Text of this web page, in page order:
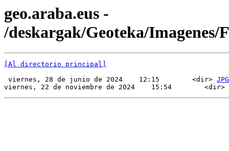
geo.araba.eus -
/deskargak/Geoteka/Imagenes/
[Al directorio principal]
viernes, 28 de junio de 2024    12:15        <dir> JPG
viernes, 22 de noviembre de 2024    15:54        <dir>